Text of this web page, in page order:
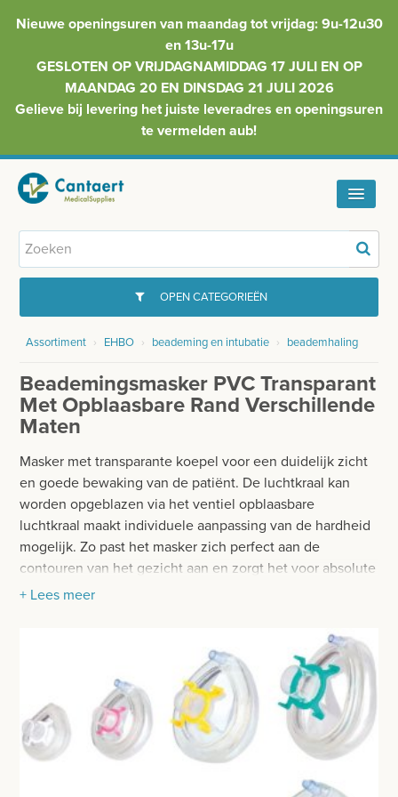
Nieuwe openingsuren van maandag tot vrijdag: 9u-12u30
en 13u-17u
GESLOTEN OP VRIJDAGNAMIDDAG 17 JULI EN OP
MAANDAG 20 EN DINSDAG 21 JULI 2026
Gelieve bij levering het juiste leveradres en openingsuren
te vermelden aub!
HOME
BESURGICAL - INSTRUMENTARIUM
CONTACT
registreer
login
Prijzen
WIJZIG NAAR EXCLUSIEF BTW
OPEN CATEGORIEËN
GYNAECOLOGIE
INJECTIEMATERIAAL
WOND- EN VERBANDMATERIAAL
HANDSCHOENEN
HECHTINGSMATERIAAL
OPERATIE-PROTECTIEMATERIAAL
HYGIENE
EHBO MATERIAAL
BEADEMING EN INTUBATIE
Assortiment › EHBO › beademing en intubatie › beademhaling
Beademingsmasker PVC Transparant
Met Opblaasbare Rand Verschillende
Maten
Masker met transparante koepel voor een duidelijk zicht
en goede bewaking van de patiënt. De luchtkraal kan
worden opgeblazen via het ventiel opblaasbare
luchtkraal maakt individuele aanpassing van de hardheid
mogelijk. Zo past het masker zich perfect aan de
contouren van het gezicht aan en zorgt het voor absolute
dichtheid. Het masker is geschikt als aanvulling op de
haakring voor bevestiging met een hoofdband.
Eigenschappen:
beademingsmasker met PVC-kussenvormige ring
Transparant masker voor duidelijk zicht op de patiënt
Opblaasbaar kussen voor individuele
+ Lees meer